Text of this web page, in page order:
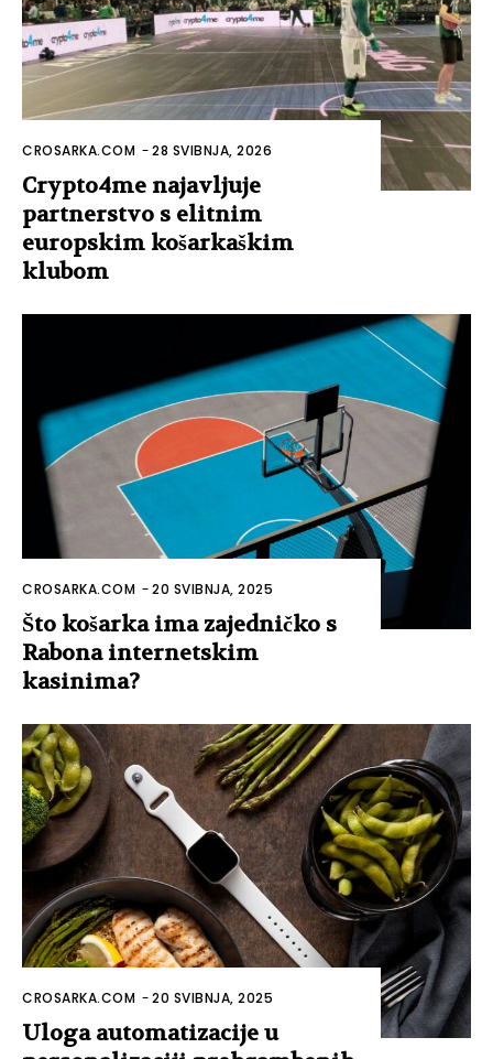
CROSARKA.COM -28 SVIBNJA, 2026
Crypto4me najavljuje
partnerstvo s elitnim
europskim košarkaškim
klubom
CROSARKA.COM -20 SVIBNJA, 2025
Što košarka ima zajedničko s
Rabona internetskim
kasinima?
CROSARKA.COM -20 SVIBNJA, 2025
Uloga automatizacije u